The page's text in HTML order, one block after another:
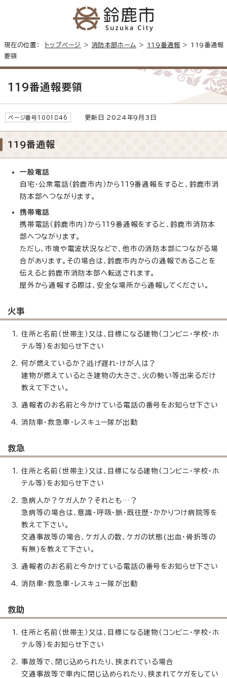
現在の位置： トップページ > 消防本部ホーム > 119番通報 > 119番通報
要領
119番通報要領
ページ番号1001846 更新日 2024年9月3日
119番通報
一般電話
自宅・公衆電話（鈴鹿市内）から119番通報をすると、鈴鹿市消
防本部へつながります。
携帯電話
携帯電話（鈴鹿市内）から119番通報をすると、鈴鹿市消防本
部へつながります。
ただし、市境や電波状況などで、他市の消防本部につながる場
合があります。その場合は、鈴鹿市内からの通報であることを
伝えると鈴鹿市消防本部へ転送されます。
屋外から通報する際は、安全な場所から通報してください。
火事
住所と名前（世帯主）又は、目標になる建物（コンビニ・学校・ホ
テル等）をお知らせ下さい
何が燃えているか？逃げ遅れ・けが人は？
建物が燃えているとき建物の大きさ、火の勢い等出来るだけ
教えて下さい。
通報者のお名前と今かけている電話の番号をお知らせ下さい
消防車・救急車・レスキュー隊が出動
救急
住所と名前（世帯主）又は、目標になる建物（コンビニ・学校・ホ
テル等）をお知らせ下さい
急病人か？ケガ人か？それとも…？
急病等の場合は、意識・呼吸・脈・既往歴・かかりつけ病院等を
教えて下さい。
交通事故等の場合、ケガ人の数、ケガの状態(出血・骨折等の
有無)を教えて下さい。
通報者のお名前と今かけている電話の番号をお知らせ下さい
消防車・救急車・レスキュー隊が出動
救助
住所と名前（世帯主）又は、目標になる建物（コンビニ・学校・ホ
テル等）をお知らせ下さい
事故等で、閉じ込められたり、挟まれている場合
交通事故等で車内に閉じ込められたり、挟まれてケガをしてい